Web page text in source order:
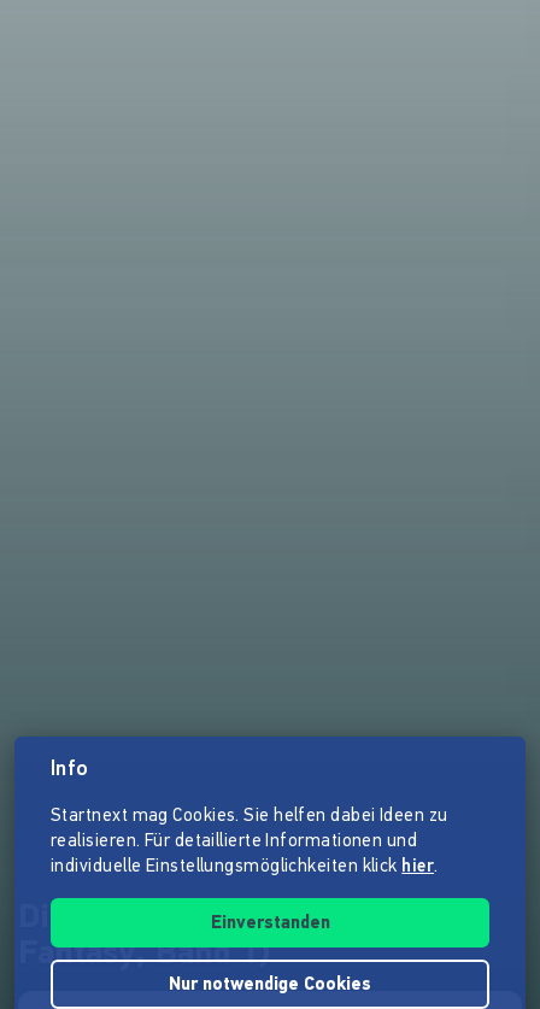
Die Lehre des Feuers (High
Fantasy, Band 1)
Info
Startnext mag Cookies. Sie helfen dabei Ideen zu
realisieren. Für detaillierte Informationen und
individuelle Einstellungsmöglichkeiten klick hier.
Einverstanden
Nur notwendige Cookies